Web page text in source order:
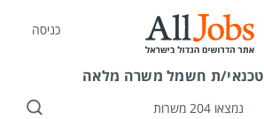
כניסה
טכנאי/ת חשמל משרה מלאה
נמצאו 204 משרות